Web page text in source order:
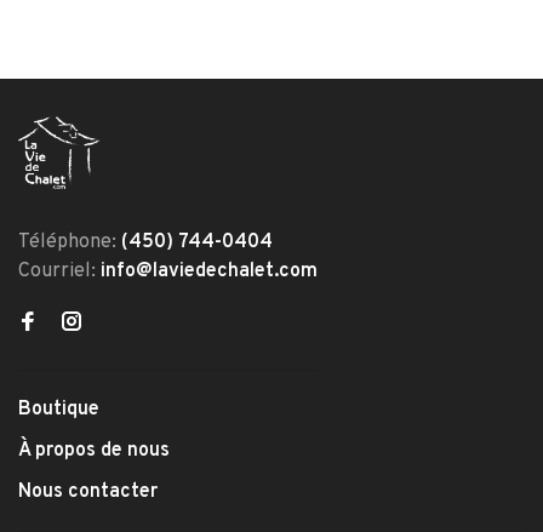
Téléphone: (450) 744-0404
Courriel: info@laviedechalet.com
Boutique
À propos de nous
Nous contacter